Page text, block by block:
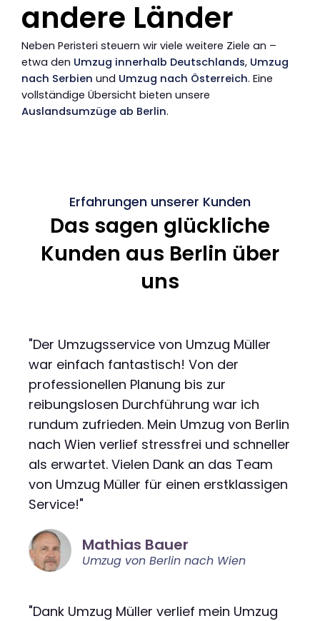
andere Länder
Neben Peristeri steuern wir viele weitere Ziele an –
etwa den Umzug innerhalb Deutschlands, Umzug
nach Serbien und Umzug nach Österreich. Eine
vollständige Übersicht bieten unsere
Auslandsumzüge ab Berlin.
Erfahrungen unserer Kunden
Das sagen glückliche
Kunden aus Berlin über
uns
"Der Umzugsservice von Umzug Müller
war einfach fantastisch! Von der
professionellen Planung bis zur
reibungslosen Durchführung war ich
rundum zufrieden. Mein Umzug von Berlin
nach Wien verlief stressfrei und schneller
als erwartet. Vielen Dank an das Team
von Umzug Müller für einen erstklassigen
Service!"
Mathias Bauer
Umzug von Berlin nach Wien
"Dank Umzug Müller verlief mein Umzug